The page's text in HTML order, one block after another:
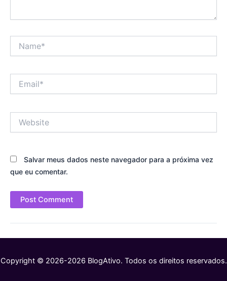
Salvar meus dados neste navegador para a próxima vez
que eu comentar.
Copyright © 2026-2026 BlogAtivo. Todos os direitos reservados.